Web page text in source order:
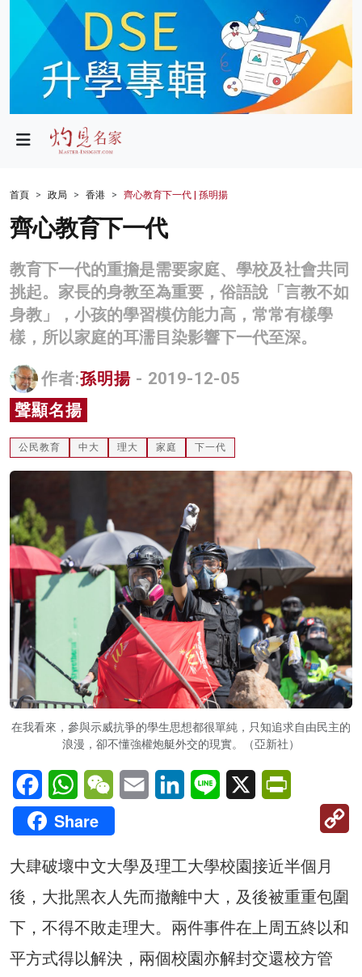
政局
財經
生活
商業
科技
名家榜
灼見活動
關於我們
首頁 政局 香港 齊心教育下一代 | 孫明揚
齊心教育下一代
教育下一代的重擔是需要家庭、學校及社會共同
挑起。家長的身教至為重要，俗語說「言教不如
身教」，小孩的學習模仿能力高，常常有樣學
樣，所以家庭的耳濡目染影響下一代至深。
作者:孫明揚 - 2019-12-05
聲顯名揚
公民教育 中大 理大 家庭 下一代
在我看來，參與示威抗爭的學生思想都很單純，只知追求自由民主的
浪漫，卻不懂強權炮艇外交的現實。（亞新社）
FacebookWhatsAppWeChatEmail LinkedInLine X
Share
大肆破壞中文大學及理工大學校園接近半個月
後，大批黑衣人先而撤離中大，及後被重重包圍
下，不得不敗走理大。兩件事件在上周五終以和
平方式得以解決，兩個校園亦解封交還校方管